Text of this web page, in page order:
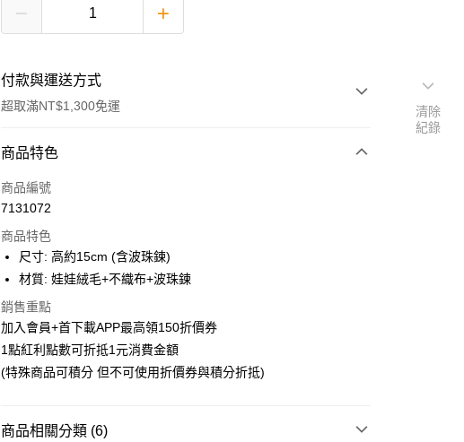
付款與運送方式
超取滿NT$1,300免運
付款方式
信用卡一次付款
LINE Pay
Apple Pay
悠遊付
Google Pay
ATM付款
商品特色
商品編號
7131072
商品特色
尺寸: 高約15cm (含波珠鍊)
材質: 娃娃絨毛+不織布+波珠鍊
銷售重點
加入會員+首下載APP最高領150折價券
1點紅利點數可折抵1元消費金額
(特殊商品可積分 但不可使用折價券與積分折抵)
商品相關分類 (6)
清除
紀錄